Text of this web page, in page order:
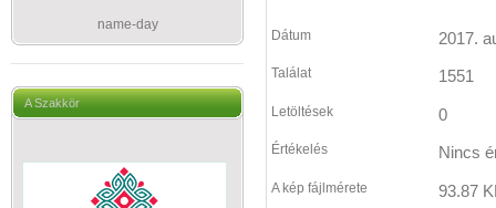
name-day
A Szakkör
Dátum 2017.
Találat 1551
Letöltések 0
Értékelés Nincs
A kép fájlmérete 93.87